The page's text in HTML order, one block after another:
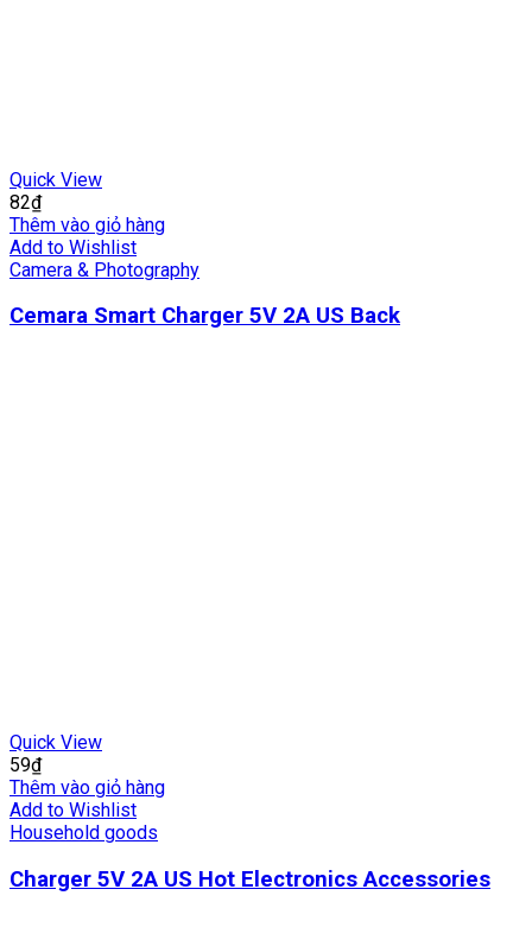
Quick View
82₫
Thêm vào giỏ hàng
Add to Wishlist
Camera & Photography
Cemara Smart Charger 5V 2A US Back
Quick View
59₫
Thêm vào giỏ hàng
Add to Wishlist
Household goods
Charger 5V 2A US Hot Electronics Accessories